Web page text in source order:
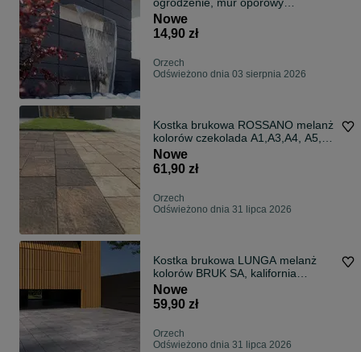
ogrodzenie, mur oporowy
POLBRUK
Nowe
14,90 zł
Orzech
Odświeżono dnia 03 sierpnia 2026
Kostka brukowa ROSSANO melanż
kolorów czekolada A1,A3,A4, A5,
KOST-BET
Nowe
61,90 zł
Orzech
Odświeżono dnia 31 lipca 2026
Kostka brukowa LUNGA melanż
kolorów BRUK SA, kalifornia
PROMOCJA HIT!
Nowe
59,90 zł
Orzech
Odświeżono dnia 31 lipca 2026